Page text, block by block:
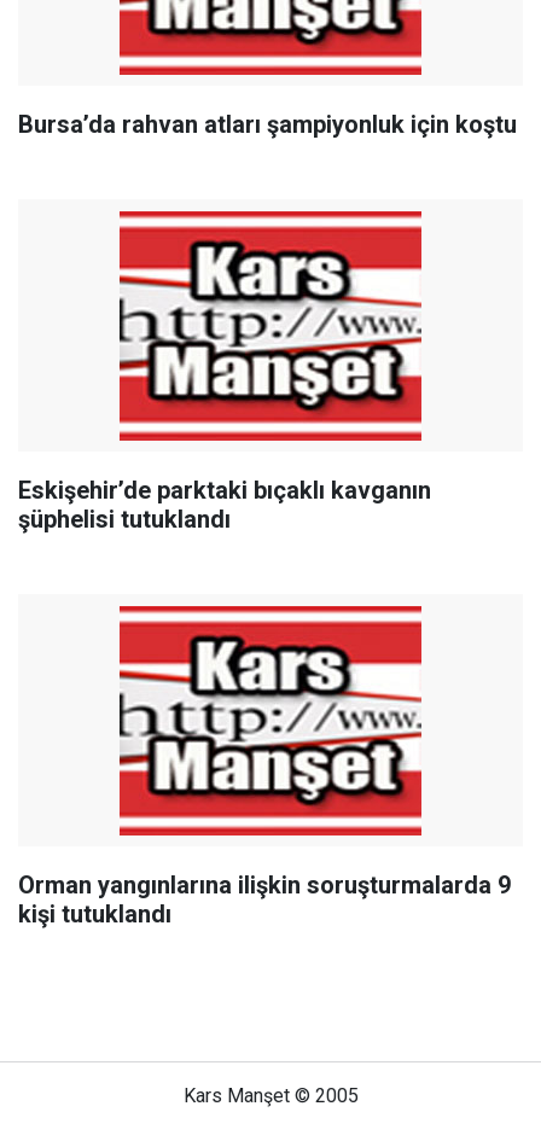
Bursa’da rahvan atları şampiyonluk için koştu
Eskişehir’de parktaki bıçaklı kavganın
şüphelisi tutuklandı
Orman yangınlarına ilişkin soruşturmalarda 9
kişi tutuklandı
Kars Manşet © 2005